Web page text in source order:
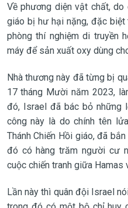
Về phương diện vật chất, do
giáo bị hư hại nặng, đặc
phòng thí nghiệm di truyền
máy để sản xuất oxy dùng
Nhà thương này đã từng bị
17 tháng Mười năm 2023,
đó, Israel đã bác bỏ những
công này là do chính tên
Thánh Chiến Hồi giáo, đã
đó có hàng trăm người cư
cuộc chiến tranh giữa Hamas
Lần này thì quân đội Israel